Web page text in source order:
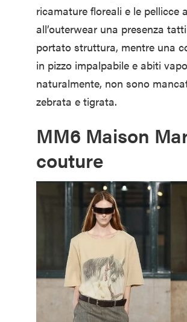
ricamature floreali e le
all’outerwear una presenza
portato struttura, mentre una
in pizzo impalpabile e abiti
naturalmente, non sono
zebrata e tigrata.
MM6 Maison
couture